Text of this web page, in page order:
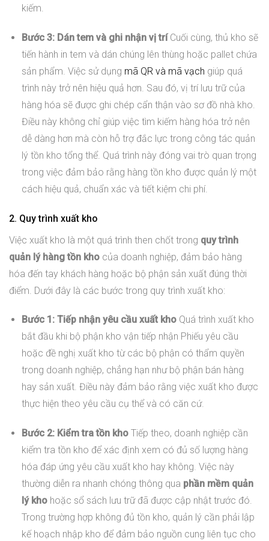
kiếm.
Bước 3: Dán tem và ghi nhận vị tríCuối cùng, thủ kho sẽ
tiến hành in tem và dán chúng lên thùng hoặc pallet chứa
sản phẩm. Việc sử dụng mã QR và mã vạch giúp quá
trình này trở nên hiệu quả hơn. Sau đó, vị trí lưu trữ của
hàng hóa sẽ được ghi chép cẩn thận vào sơ đồ nhà kho.
Điều này không chỉ giúp việc tìm kiếm hàng hóa trở nên
dễ dàng hơn mà còn hỗ trợ đắc lực trong công tác quản
lý tồn kho tổng thể. Quá trình này đóng vai trò quan trọng
trong việc đảm bảo rằng hàng tồn kho được quản lý một
cách hiệu quả, chuẩn xác và tiết kiệm chi phí.
2. Quy trình xuất kho
Việc xuất kho là một quá trình then chốt trong quy trình
quản lý hàng tồn kho của doanh nghiệp, đảm bảo hàng
hóa đến tay khách hàng hoặc bộ phận sản xuất đúng thời
điểm. Dưới đây là các bước trong quy trình xuất kho:
Bước 1: Tiếp nhận yêu cầu xuất khoQuá trình xuất kho
bắt đầu khi bộ phận kho vận tiếp nhận Phiếu yêu cầu
hoặc đề nghị xuất kho từ các bộ phận có thẩm quyền
trong doanh nghiệp, chẳng hạn như bộ phận bán hàng
hay sản xuất. Điều này đảm bảo rằng việc xuất kho được
thực hiện theo yêu cầu cụ thể và có căn cứ.
Bước 2: Kiểm tra tồn khoTiếp theo, doanh nghiệp cần
kiểm tra tồn kho để xác định xem có đủ số lượng hàng
hóa đáp ứng yêu cầu xuất kho hay không. Việc này
thường diễn ra nhanh chóng thông qua phần mềm quản
lý khohoặc sổ sách lưu trữ đã được cập nhật trước đó.
Trong trường hợp không đủ tồn kho, quản lý cần phải lập
kế hoạch nhập kho để đảm bảo nguồn cung liên tục cho